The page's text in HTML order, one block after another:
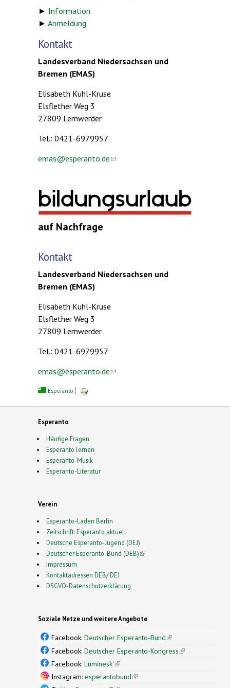
► Information
► Anmeldung
Kontakt
Landesverband Niedersachsen und
Bremen (EMAS)
Elisabeth Kuhl-Kruse
Elsflether Weg 3
27809 Lemwerder
Tel.: 0421-6979957
emas@esperanto.de(link sends e-mail)
auf Nachfrage
Kontakt
Landesverband Niedersachsen und
Bremen (EMAS)
Elisabeth Kuhl-Kruse
Elsflether Weg 3
27809 Lemwerder
Tel.: 0421-6979957
emas@esperanto.de(link sends e-mail)
Esperanto
Esperanto
Häufige Fragen
Esperanto lernen
Esperanto-Musik
Esperanto-Literatur
Verein
Esperanto-Laden Berlin
Zeitschrift: Esperanto aktuell
Deutsche Esperanto-Jugend (DEJ)
Deutscher Esperanto-Bund (DEB)(link is external)
Impressum
Kontaktadressen DEB/ DEJ
DSGVO-Datenschutzerklärung
Soziale Netze und weitere Angebote
Facebook: Deutscher Esperanto-Bund(link is
external)
Facebook: Deutscher Esperanto-Kongress(link is
Facebook: Luminesk'(link is external)
Instagram: esperantobund(link is external)